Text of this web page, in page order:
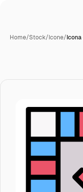
Home/Stock/Icone/